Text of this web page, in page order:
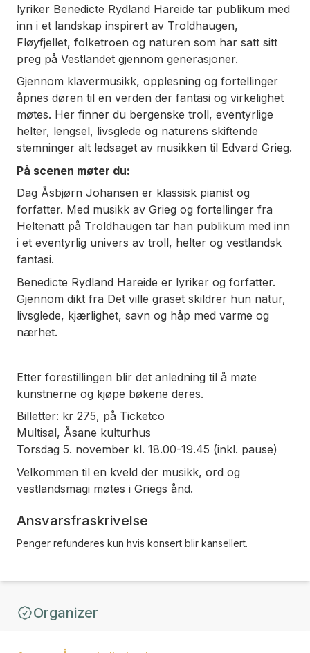
lyriker Benedicte Rydland Hareide tar publikum med
inn i et landskap inspirert av Troldhaugen,
Fløyfjellet, folketroen og naturen som har satt sitt
preg på Vestlandet gjennom generasjoner.
Gjennom klavermusikk, opplesning og fortellinger
åpnes døren til en verden der fantasi og virkelighet
møtes. Her finner du bergenske troll, eventyrlige
helter, lengsel, livsglede og naturens skiftende
stemninger alt ledsaget av musikken til Edvard Grieg.
På scenen møter du:
Dag Åsbjørn Johansen er klassisk pianist og
forfatter. Med musikk av Grieg og fortellinger fra
Heltenatt på Troldhaugen tar han publikum med inn
i et eventyrlig univers av troll, helter og vestlandsk
fantasi.
Benedicte Rydland Hareide er lyriker og forfatter.
Gjennom dikt fra Det ville graset skildrer hun natur,
livsglede, kjærlighet, savn og håp med varme og
nærhet.
Etter forestillingen blir det anledning til å møte
kunstnerne og kjøpe bøkene deres.
Billetter: kr 275, på Ticketco
Multisal, Åsane kulturhus
Torsdag 5. november kl. 18.00-19.45 (inkl. pause)
Velkommen til en kveld der musikk, ord og
vestlandsmagi møtes i Griegs ånd.
Ansvarsfraskrivelse
Penger refunderes kun hvis konsert blir kansellert.
Organizer